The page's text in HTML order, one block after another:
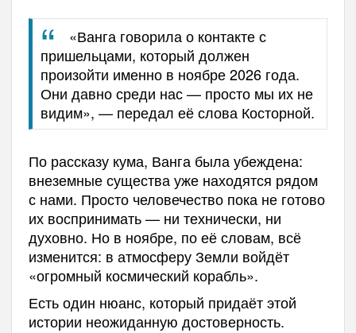
«Ванга говорила о контакте с
пришельцами, который должен
произойти именно в ноябре 2026 года.
Они давно среди нас — просто мы их не
видим», — передал её слова Косторной.
По рассказу кума, Ванга была убеждена:
внеземные существа уже находятся рядом
с нами. Просто человечество пока не готово
их воспринимать — ни технически, ни
духовно. Но в ноябре, по её словам, всё
изменится: в атмосферу Земли войдёт
«огромный космический корабль».
Есть один нюанс, который придаёт этой
истории неожиданную достоверность.